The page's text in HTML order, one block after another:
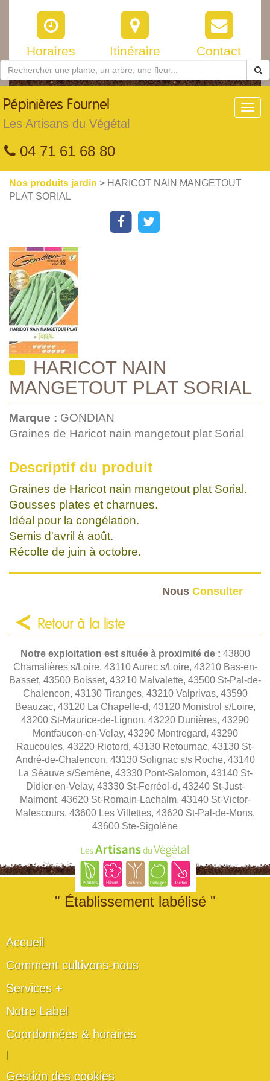
Horaires Itinéraire Contact
Pépinières Fournel
Les Artisans du Végétal
04 71 61 68 80
Nos produits jardin > HARICOT NAIN MANGETOUT
PLAT SORIAL
HARICOT NAIN
MANGETOUT PLAT SORIAL
Marque : GONDIAN
Graines de Haricot nain mangetout plat Sorial
Descriptif du produit
Graines de Haricot nain mangetout plat Sorial.
Gousses plates et charnues.
Idéal pour la congélation.
Semis d'avril à août.
Récolte de juin à octobre.
Nous Consulter
Retour à la liste
Notre exploitation est située à proximité de : 43800
Chamalières s/Loire, 43110 Aurec s/Loire, 43210 Bas-en-
Basset, 43500 Boisset, 43210 Malvalette, 43500 St-Pal-de-
Chalencon, 43130 Tiranges, 43210 Valprivas, 43590
Beauzac, 43120 La Chapelle-d, 43120 Monistrol s/Loire,
43200 St-Maurice-de-Lignon, 43220 Dunières, 43290
Montfaucon-en-Velay, 43290 Montregard, 43290
Raucoules, 43220 Riotord, 43130 Retournac, 43130 St-
André-de-Chalencon, 43130 Solignac s/s Roche, 43140
La Séauve s/Semène, 43330 Pont-Salomon, 43140 St-
Didier-en-Velay, 43330 St-Ferréol-d, 43240 St-Just-
Malmont, 43620 St-Romain-Lachalm, 43140 St-Victor-
Malescours, 43600 Les Villettes, 43620 St-Pal-de-Mons,
43600 Ste-Sigolène
" Établissement labélisé "
Accueil
Comment cultivons-nous
Services +
Notre Label
Coordonnées & horaires
Gestion des cookies